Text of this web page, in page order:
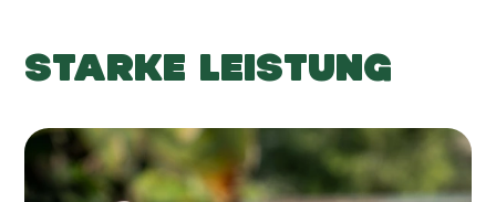
STARKE LEISTUNG